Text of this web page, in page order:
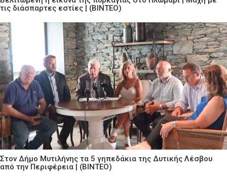
τις διάσπαρτες εστίες | (ΒΙΝΤΕΟ)
Στον Δήμο Μυτιλήνης τα 5 γηπεδάκια της Δυτικής Λέσβου
από την Περιφέρεια | (ΒΙΝΤΕΟ)